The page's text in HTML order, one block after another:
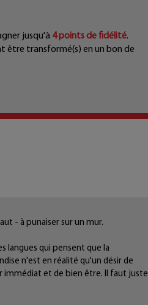
jusqu'à 4points de fidélité.
être transformé(s) en un bon de
- à punaiser sur un mur.
langues qui pensent que la
n'est en réalité qu'un désir de
immédiat et de bien être. Il faut juste